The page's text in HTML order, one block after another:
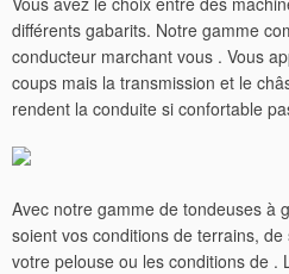
différents gabarits. Notre gamme
conducteur marchant vous . Vous
coups mais la transmission et le
rendent la conduite si confortable
Avec notre gamme de tondeuses à
soient vos conditions de terrains,
votre pelouse ou les conditions de .